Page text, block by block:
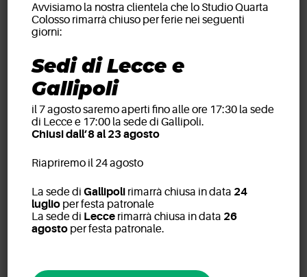
Avvisiamo la nostra clientela che lo Studio Quarta
Colosso rimarrà chiuso per ferie nei seguenti
giorni:
Sedi di Lecce e
Gallipoli
il 7 agosto saremo aperti fino alle ore 17:30 la sede
di Lecce e 17:00 la sede di Gallipoli.
Chiusi dall’8 al 23 agosto
Riapriremo il 24 agosto
La sede diGallipoli rimarrà chiusa in data 24
luglio per festa patronale
La sede di Lecce rimarrà chiusa in data 26
agosto per festa patronale.